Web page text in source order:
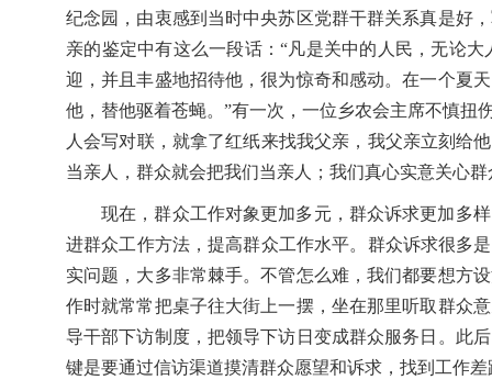
纪念园，由衷感到当时中央苏区党群干群关系真是好
亲的鉴定中有这么一段话：“凡是关中的人民，无论
迎，并且丰盛地招待他，很为惊奇和感动。在一个夏
他，替他驱着苍蝇。”有一次，一位乡农会主席不慎
人会写对联，就拿了红纸来找我父亲，我父亲立刻给
当亲人，群众就会把我们当亲人；我们真心实意关心
现在，群众工作对象更加多元，群众诉求更加多
进群众工作方法，提高群众工作水平。群众诉求很多
实问题，大多非常棘手。不管怎么难，我们都要想方
作时就常常把桌子往大街上一摆，坐在那里听取群众
导干部下访制度，把领导下访日变成群众服务日。此
键是要通过信访渠道摸清群众愿望和诉求，找到工作